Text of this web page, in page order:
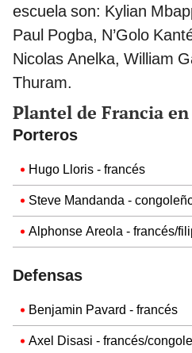
escuela son: Kylian
Paul Pogba, N’Golo
Nicolas Anelka, William
Thuram.
Plantel de Francia en
Porteros
Hugo Lloris - francés
Steve Mandanda -
Alphonse Areola - francés/
Defensas
Benjamin Pavard - francés
Axel Disasi - francés/